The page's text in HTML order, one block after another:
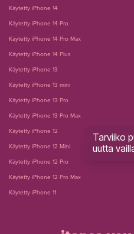
Käytetty iPhone 14
Käytetty iPhone 14 Pro
Käytetty iPhone 14 Pro Max
Käytetty iPhone 14 Plus
Käytetty iPhone 13
Käytetty iPhone 13 mini
Käytetty iPhone 13 Pro
Käytetty iPhone 13 Pro Max
Käytetty iPhone 12
Käytetty iPhone 12 Mini
Käytetty iPhone 12 Pro
Käytetty iPhone 12 Pro Max
Käytetty iPhone 11
Tarviiko
uutta